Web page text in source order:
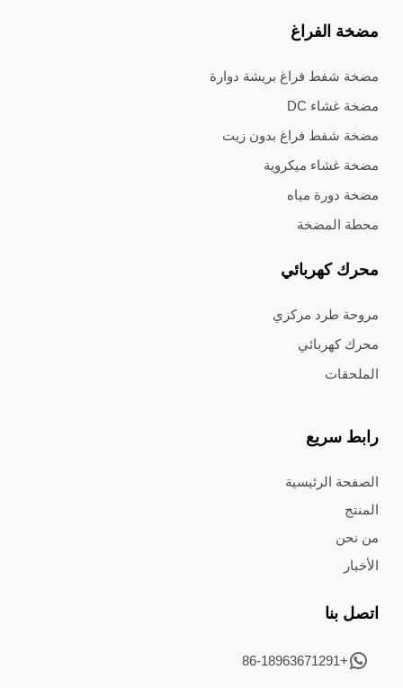
مضخة الفراغ
مضخة شفط فراغ بريشة دوارة
مضخة غشاء DC
مضخة شفط فراغ بدون زيت
مضخة غشاء ميكروية
مضخة دورة مياه
محطة المضخة
محرك كهربائي
مروحة طرد مركزي
محرك كهربائي
الملحقات
رابط سريع
الصفحة الرئيسية
المنتج
من نحن
الأخبار
اتصل بنا
+86-18963671291